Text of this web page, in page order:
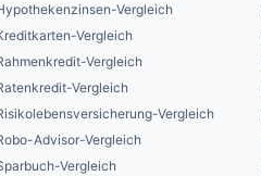
Vergleich
Vergleich
Vergleich
Vergleich
Vergleich
Advisor-Vergleich
Vergleich